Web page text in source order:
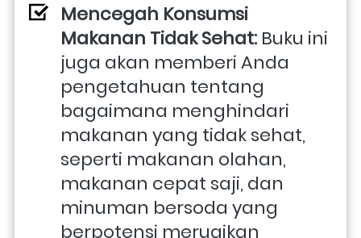
Mencegah Konsumsi
Makanan Tidak Sehat: Buku ini
juga akan memberi Anda
pengetahuan tentang
bagaimana menghindari
makanan yang tidak sehat,
seperti makanan olahan,
makanan cepat saji, dan
minuman bersoda yang
berpotensi merugikan